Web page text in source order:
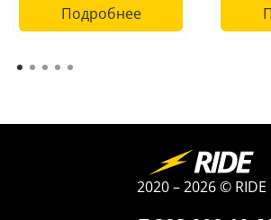
внимательны и осторожны!
Подробнее
2020 – 2026 © RIDE